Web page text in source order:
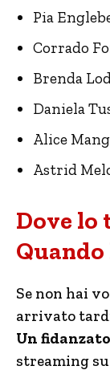
Pia
Corrado
Brenda
Daniela
Alice
Astrid
Dove lo
Se non hai
arrivato
Un
streaming